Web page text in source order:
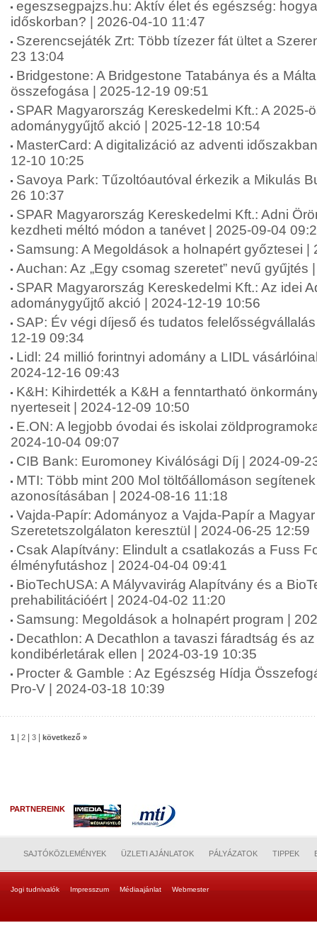
egeszsegpajzs.hu: Aktív élet és egészség:
időskorban? | 2026-04-10 11:47
Szerencsejáték Zrt: Több tízezer fát ültet a
23 13:04
Bridgestone: A Bridgestone Tatabánya és a
összefogása | 2025-12-19 09:51
SPAR Magyarország Kereskedelmi Kft.: A 2025-
adománygyűjtő akció | 2025-12-18 10:54
MasterCard: A digitalizáció az adventi
12-10 10:25
Savoya Park: Tűzoltóautóval érkezik a Mikulás
26 10:37
SPAR Magyarország Kereskedelmi Kft.: Adni
kezdheti méltó módon a tanévet | 2025-09-04
Samsung: A Megoldások a holnapért győztesei |
Auchan: Az „Egy csomag szeretet” nevű gyűjtés
SPAR Magyarország Kereskedelmi Kft.: Az idei
adománygyűjtő akció | 2024-12-19 10:56
SAP: Év végi díjeső és tudatos
12-19 09:34
Lidl: 24 millió forintnyi adomány a LIDL
2024-12-16 09:43
K&H: Kihirdették a K&H a fenntartható
nyerteseit | 2024-12-09 10:50
E.ON: A legjobb óvodai és iskolai
2024-10-04 09:07
CIB Bank: Euromoney Kiválósági Díj | 2024-09-
MTI: Több mint 200 Mol töltőállomáson
azonosításában | 2024-08-16 11:18
Vajda-Papír: Adományoz a Vajda-Papír a
Szeretetszolgálaton keresztül | 2024-06-25 12:59
Csak Alapítvány: Elindult a csatlakozás a Fuss
élményfutáshoz | 2024-04-04 09:41
BioTechUSA: A Mályvavirág Alapítvány és a
prehabilitációért | 2024-04-02 11:20
Samsung: Megoldások a holnapért program |
Decathlon: A Decathlon a tavaszi fáradtság és
kondibérletárak ellen | 2024-03-19 10:35
Procter & Gamble : Az Egészség Hídja
Pro-V | 2024-03-18 10:39
1 2 3 következő »
PARTNEREINK
SAJTÓKÖZLEMÉNYEK ÜZLETI AJÁNLATOK PÁLYÁZATOK TIPPEK
Jogi tudnivalók Impresszum Médiaajánlat Webmester